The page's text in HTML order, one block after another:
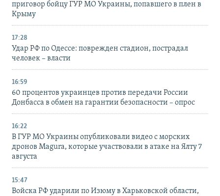
приговор бойцу ГУР МО Украины, попавшего в плен в
Крыму
17:28
Удар РФ по Одессе: поврежден стадион, пострадал
человек – власти
16:59
60 процентов украинцев против передачи России
Донбасса в обмен на гарантии безопасности – опрос
16:22
В ГУР МО Украины опубликовали видео с морских
дронов Magura, которые участвовали в атаке на Ялту 7
августа
15:47
Войска РФ ударили по Изюму в Харьковской области,